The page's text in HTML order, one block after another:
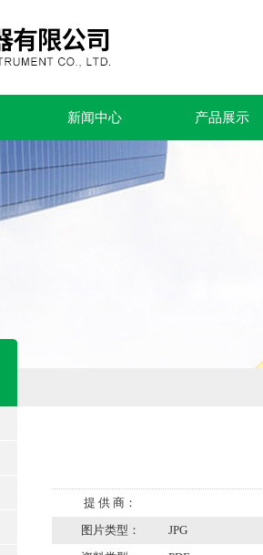
新闻中心 产品展示
提 供 商：
图片类型：
JPG